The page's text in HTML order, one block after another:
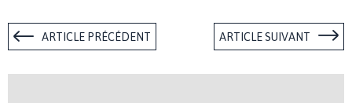
ARTICLE PRÉCÉDENT ARTICLE SUIVANT